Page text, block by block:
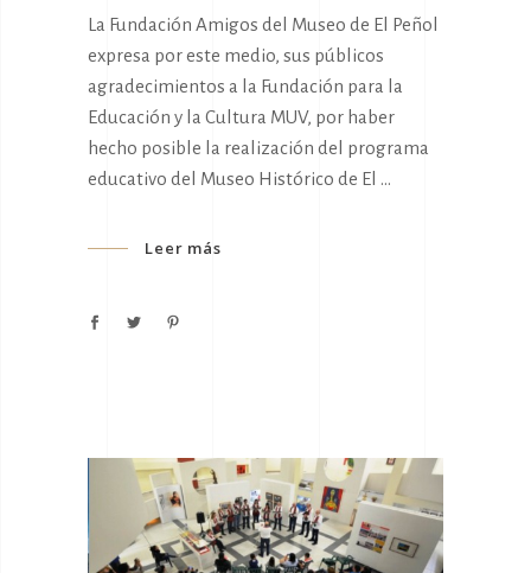
La Fundación Amigos del Museo de El Peñol
expresa por este medio, sus públicos
agradecimientos a la Fundación para la
Educación y la Cultura MUV, por haber
hecho posible la realización del programa
educativo del Museo Histórico de El
Leer más